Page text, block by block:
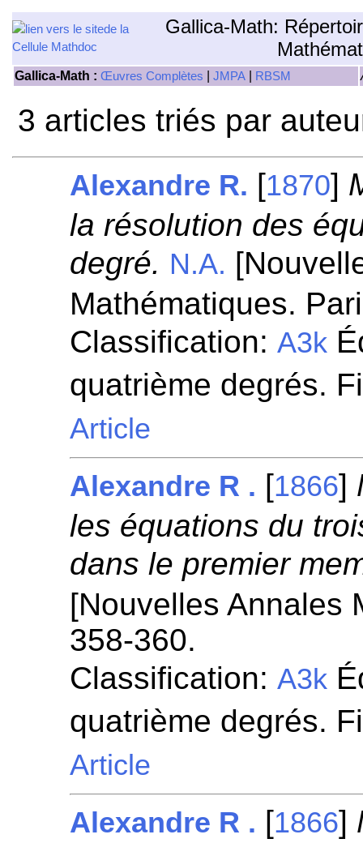
Gallica-Math:
Gallica-Math : Œuvres Complètes JMPA RBSM
3 articles triés par
Alexandre R. [1870]
la résolution des
degré. N.A.
Mathématiques.
Classification:A3k
quatrième degrés.
Article
Alexandre R . [1866]
les équations du
dans le premier
[Nouvelles Annales
358-360.
Classification:A3k
quatrième degrés.
Article
Alexandre R . [1866]